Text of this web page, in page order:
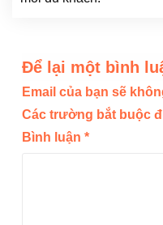
Để lại một bình
Email của bạn sẽ
Các trường bắt buộc
Bình luận *